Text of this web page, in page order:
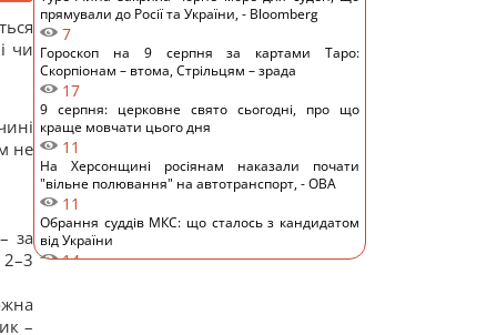
чи
не
за
–
прямували до Росії та України, - Bloomberg
7
Гороскоп на 9 серпня за картами Таро:
Скорпіонам – втома, Стрільцям – зрада
17
9 серпня: церковне свято сьогодні, про що
краще мовчати цього дня
11
На Херсонщині росіянам наказали почати
"вільне полювання" на автотранспорт, - ОВА
11
Обрання суддів МКС: що сталось з кандидатом
від України
14